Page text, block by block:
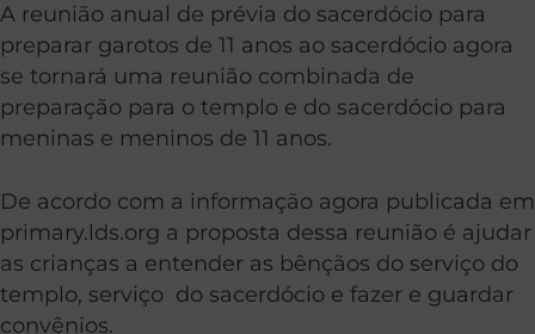
A reunião anual de prévia do sacerdócio para
preparar garotos de 11 anos ao sacerdócio agora
se tornará uma reunião combinada de
preparação para o templo e do sacerdócio para
meninas e meninos de 11 anos.
De acordo com a informação agora publicada em
primary.lds.org a proposta dessa reunião é ajudar
as crianças a entender as bênçãos do serviço do
templo, serviço do sacerdócio e fazer e guardar
convênios.